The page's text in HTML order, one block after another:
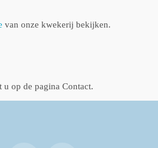
van onze kwekerij bekijken.
u op de pagina Contact.